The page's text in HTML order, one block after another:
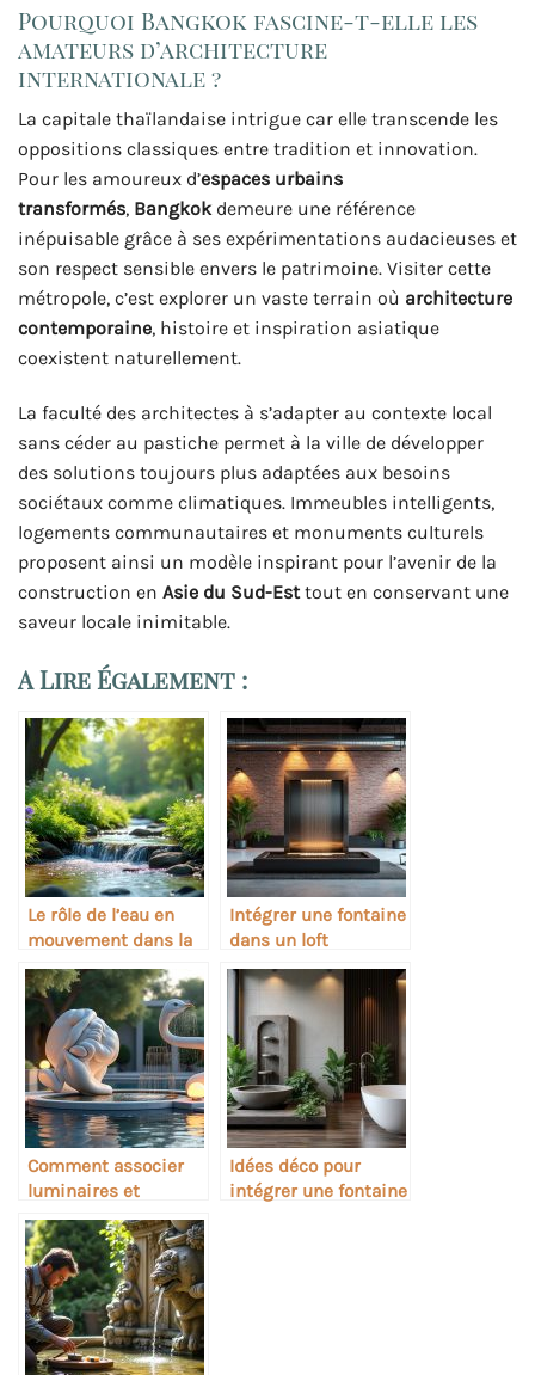
Pourquoi Bangkok fascine-t-elle les
amateurs d’architecture
internationale ?
La capitale thaïlandaise intrigue car elle transcende les
oppositions classiques entre tradition et innovation.
Pour les amoureux d’espaces urbains
transformés, Bangkokdemeure une référence
inépuisable grâce à ses expérimentations audacieuses et
son respect sensible envers le patrimoine. Visiter cette
métropole, c’est explorer un vaste terrain où architecture
contemporaine, histoire et inspiration asiatique
coexistent naturellement.
La faculté des architectes à s’adapter au contexte local
sans céder au pastiche permet à la ville de développer
des solutions toujours plus adaptées aux besoins
sociétaux comme climatiques. Immeubles intelligents,
logements communautaires et monuments culturels
proposent ainsi un modèle inspirant pour l’avenir de la
construction en Asie du Sud-Est tout en conservant une
saveur locale inimitable.
A Lire Également :
Le rôle de l’eau en
mouvement dans la
régulation thermique
des espaces verts
Intégrer une fontaine
dans un loft
industriel
Comment associer
luminaires et
sculptures dans une
fontaine
Idées déco pour
intégrer une fontaine